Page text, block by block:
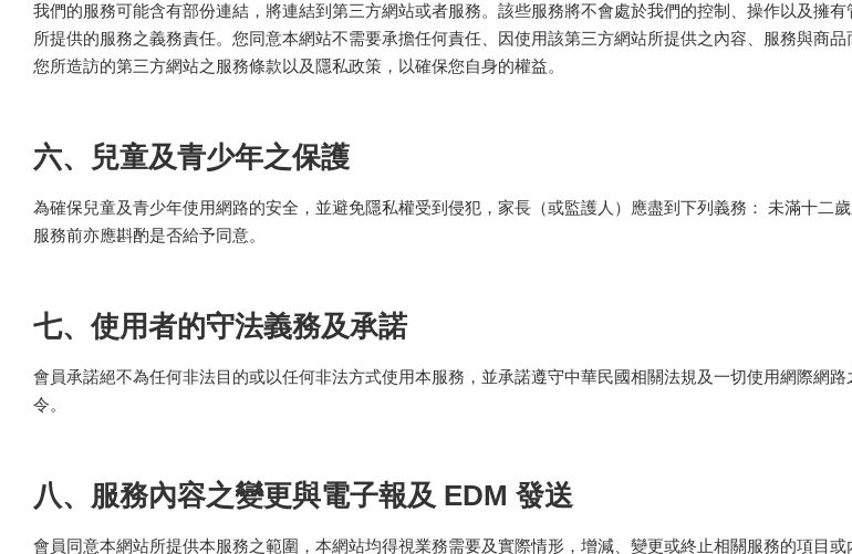
我們的服務可能含有部份連結，將連結到第三方網站或者服務。該些服務將不會處於我們的控制、操作以及擁
所提供的服務之義務責任。您同意本網站不需要承擔任何責任、因使用該第三方網站所提供之內容、服務與商
您所造訪的第三方網站之服務條款以及隱私政策，以確保您自身的權益。
六、兒童及青少年之保護
為確保兒童及青少年使用網路的安全，並避免隱私權受到侵犯，家長（或監護人）應盡到下列義務： 未滿十二
服務前亦應斟酌是否給予同意。
七、使用者的守法義務及承諾
會員承諾絕不為任何非法目的或以任何非法方式使用本服務，並承諾遵守中華民國相關法規及一切使用網際網
令。
八、服務內容之變更與電子報及 EDM 發送
會員同意本網站所提供本服務之範圍，本網站均得視業務需要及實際情形，增減、變更或終止相關服務的項目或